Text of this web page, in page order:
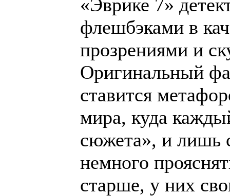
«Эврике 7»
флешбэками в
прозрениями и
Оригинальный
ставится
мира, куда
сюжета», и лишь
немного
старше, у них